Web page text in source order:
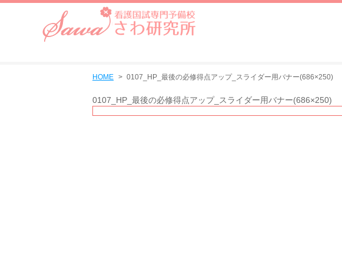
HOME 0107_HP_最後の必修得点アップ_スライダー用バナー(686×250)
0107_HP_最後の必修得点アップ_スライダー用バナー(686×250)